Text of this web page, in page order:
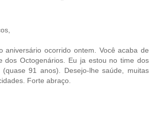
aniversário ocorrido ontem. Você acaba de
dos Octogenários. Eu ja estou no time dos
(quase 91 anos). Desejo-lhe saúde, muitas
Forte abraço.